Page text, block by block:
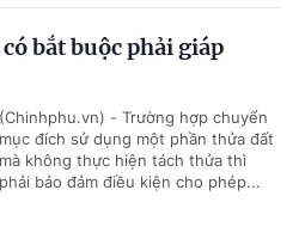
bắt buộc phải giáp
(Chinhphu.vn) - Trường hợp chuyển
mục đích sử dụng một phần thửa đất
mà không thực hiện tách thửa thì
phải bảo đảm điều kiện cho phép...